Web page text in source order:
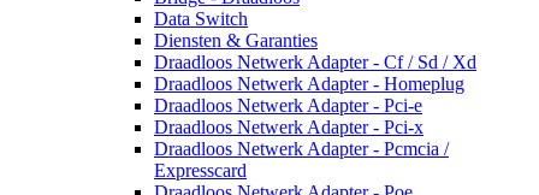
Data Switch
Diensten & Garanties
Draadloos Netwerk Adapter - Cf / Sd / Xd
Draadloos Netwerk Adapter - Homeplug
Draadloos Netwerk Adapter - Pci-e
Draadloos Netwerk Adapter - Pci-x
Draadloos Netwerk Adapter - Pcmcia /
Expresscard